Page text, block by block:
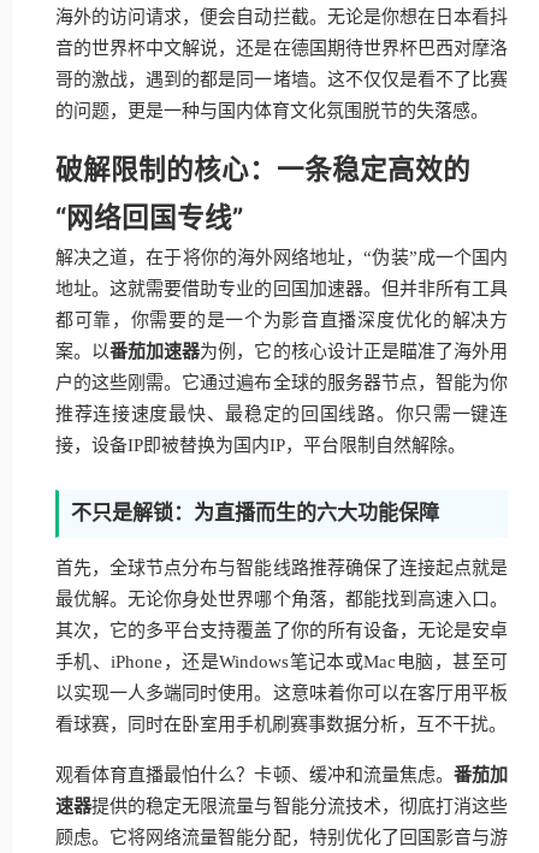
海外的访问请求，便会自动拦截。无论是你想在日本看抖
音的世界杯中文解说，还是在德国期待世界杯巴西对摩洛
哥的激战，遇到的都是同一堵墙。这不仅仅是看不了比赛
的问题，更是一种与国内体育文化氛围脱节的失落感。
破解限制的核心：一条稳定高效的
“网络回国专线”
解决之道，在于将你的海外网络地址，“伪装”成一个国内
地址。这就需要借助专业的回国加速器。但并非所有工具
都可靠，你需要的是一个为影音直播深度优化的解决方
案。以番茄加速器为例，它的核心设计正是瞄准了海外用
户的这些刚需。它通过遍布全球的服务器节点，智能为你
推荐连接速度最快、最稳定的回国线路。你只需一键连
接，设备IP即被替换为国内IP，平台限制自然解除。
不只是解锁：为直播而生的六大功能保障
首先，全球节点分布与智能线路推荐确保了连接起点就是
最优解。无论你身处世界哪个角落，都能找到高速入口。
其次，它的多平台支持覆盖了你的所有设备，无论是安卓
手机、iPhone，还是Windows笔记本或Mac电脑，甚至可
以实现一人多端同时使用。这意味着你可以在客厅用平板
看球赛，同时在卧室用手机刷赛事数据分析，互不干扰。
观看体育直播最怕什么？卡顿、缓冲和流量焦虑。 番茄加
速器提供的稳定无限流量与智能分流技术，彻底打消这些
顾虑。它将网络流量智能分配，特别优化了回国影音与游